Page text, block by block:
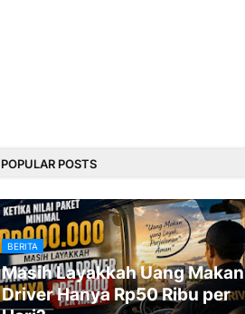
POPULAR POSTS
BERITA
Masih Layakkah Uang Makan
Driver Hanya Rp50 Ribu per